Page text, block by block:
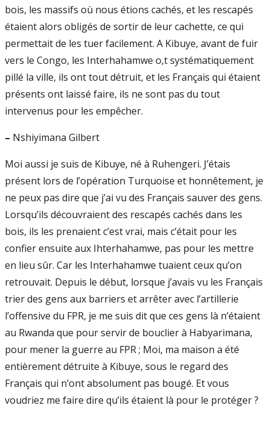
bois, les massifs où nous étions cachés, et les rescapés
étaient alors obligés de sortir de leur cachette, ce qui
permettait de les tuer facilement. A Kibuye, avant de fuir
vers le Congo, les Interhahamwe o,t systématiquement
pillé la ville, ils ont tout détruit, et les Français qui étaient
présents ont laissé faire, ils ne sont pas du tout
intervenus pour les empêcher.
– Nshiyimana Gilbert
Moi aussi je suis de Kibuye, né à Ruhengeri. J’étais
présent lors de l’opération Turquoise et honnêtement, je
ne peux pas dire que j’ai vu des Français sauver des gens.
Lorsqu’ils découvraient des rescapés cachés dans les
bois, ils les prenaient c’est vrai, mais c’était pour les
confier ensuite aux Ihterhahamwe, pas pour les mettre
en lieu sûr. Car les Interhahamwe tuaient ceux qu’on
retrouvait. Depuis le début, lorsque j’avais vu les Français
trier des gens aux barriers et arrêter avec l’artillerie
l’offensive du FPR, je me suis dit que ces gens là n’étaient
au Rwanda que pour servir de bouclier à Habyarimana,
pour mener la guerre au FPR ; Moi, ma maison a été
entièrement détruite à Kibuye, sous le regard des
Français qui n’ont absolument pas bougé. Et vous
voudriez me faire dire qu’ils étaient là pour le protéger ?